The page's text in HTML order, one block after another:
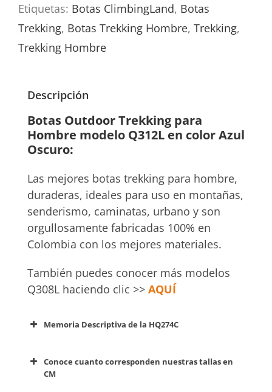
Etiquetas: Botas ClimbingLand, Botas
Trekking, Botas Trekking Hombre, Trekking,
Trekking Hombre
Descripción
Botas Outdoor Trekking para
Hombre modelo Q312L en color Azul
Oscuro:
Las mejores botas trekking para hombre,
duraderas, ideales para uso en montañas,
senderismo, caminatas, urbano y son
orgullosamente fabricadas 100% en
Colombia con los mejores materiales.
También puedes conocer más modelos
Q308L haciendo clic >> AQUÍ
Memoria Descriptiva de la HQ274C
Conoce cuanto corresponden nuestras tallas en
CM